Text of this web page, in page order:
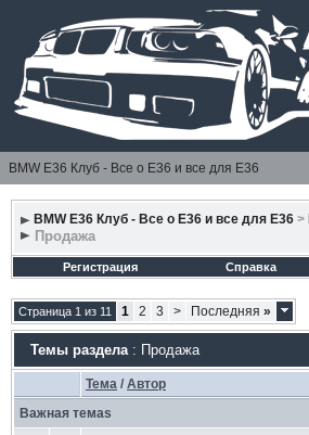
BMW E36 Клуб - Все о Е36 и все для Е36
BMW E36 Клуб - Все о Е36 и все для Е36 >
Продажа
Регистрация Справка
Страница 1 из 11 1 2 3 > Последняя »
Темы раздела: Продажа
Тема/ Автор
Важная темаs